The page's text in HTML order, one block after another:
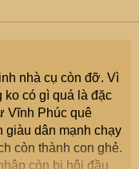
nhà cụ còn đỡ. Vì
có gì quá là đặc
Vĩnh Phúc quê
giàu dân mạnh chạy
còn thành con ghẻ.
còn bị hội đầu